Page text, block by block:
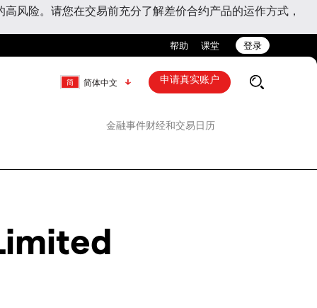
风险。请您在交易前充分了解差价合约产品的运作方式，
帮助 课堂 登录
简体中文 申请真实账户
金融事件财经和交易日历